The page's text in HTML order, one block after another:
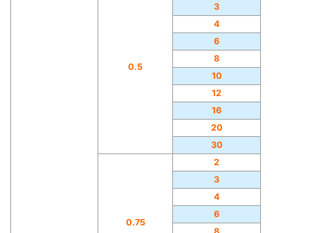
0.5
3
4
6
8
10
12
16
20
30
0.75
2
3
4
6